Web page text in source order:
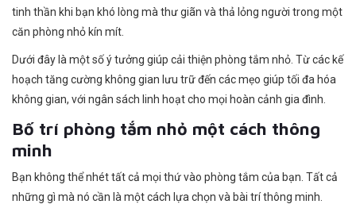
tinh thần khi bạn khó lòng mà thư giãn và thả lỏng người trong một
căn phòng nhỏ kín mít.
Dưới đây là một số ý tưởng giúp cải thiện phòng tắm nhỏ. Từ các kế
hoạch tăng cường không gian lưu trữ đến các mẹo giúp tối đa hóa
không gian, với ngân sách linh hoạt cho mọi hoàn cảnh gia đình.
Bố trí phòng tắm nhỏ một cách thông
minh
Bạn không thể nhét tất cả mọi thứ vào phòng tắm của bạn. Tất cả
những gì mà nó cần là một cách lựa chọn và bài trí thông minh.